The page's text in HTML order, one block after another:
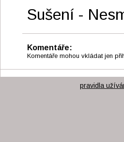
Sušení -
Komentáře:
Komentáře mohou vkládat jen
pravidla